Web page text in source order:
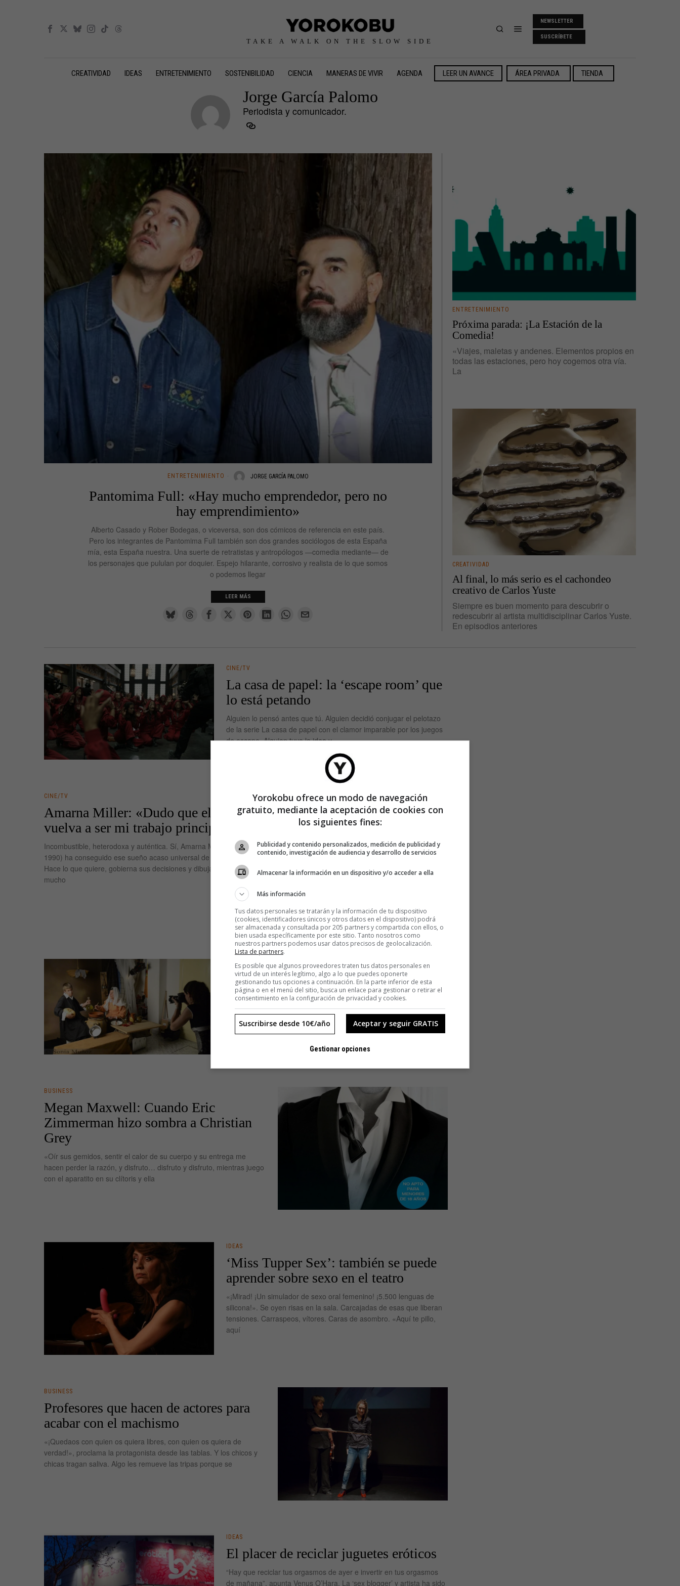
TAKE A WALK ON THE SLOW SIDE
NEWSLETTER
SUSCRÍBETE
CREATIVIDAD IDEAS ENTRETENIMIENTO SOSTENIBILIDAD CIENCIA MANERAS DE VIVIR AGENDA LEER UN AVANCE ÁREA PRIVADA TIENDA
Jorge García Palomo
Periodista y comunicador.
ENTRETENIMIENTO JORGE GARCÍA PALOMO
Pantomima Full: «Hay mucho emprendedor, pero no
hay emprendimiento»
Alberto Casado y Rober Bodegas, o viceversa, son dos cómicos de referencia en este país.
Pero los integrantes de Pantomima Full también son dos grandes sociólogos de esta España
mía, esta España nuestra. Una suerte de retratistas y antropólogos —comedia mediante— de
los personajes que pululan por doquier. Espejo hilarante, corrosivo y realista de lo que somos
o podemos llegar
LEER MÁS
ENTRETENIMIENTO
Próxima parada: ¡La Estación de la
Comedia!
«Viajes, maletas y andenes. Elementos propios en
todas las estaciones, pero hoy cogemos otra vía.
La
CREATIVIDAD
Al final, lo más serio es el cachondeo
creativo de Carlos Yuste
Siempre es buen momento para descubrir o
redescubrir al artista multidisciplinar Carlos Yuste.
En episodios anteriores
CINE/TV
La casa de papel: la ‘escape room’ que
lo está petando
Alguien lo pensó antes que tú. Alguien decidió conjugar el pelotazo
de la serie La casa de papel con el clamor imparable por los juegos
de escape. Alguien tuvo la idea y
CINE/TV
Amarna Miller: «Dudo que el porno
vuelva a ser mi trabajo principal»
Incombustible, heterodoxa y auténtica. Sí, Amarna Miller (Madrid,
1990) ha conseguido ese sueño acaso universal de la libertad plena.
Hace lo que quiere, gobierna sus decisiones y dibuja su rumbo con
mucho
CREATIVIDAD · ENTRETENIMIENTO
Sonia Muñoz, la fotógrafa que pinta
lienzos famosos con su cámara
¿Sabrías imitar una Joven de la perla con el aura mágica que logró
Vermeer? La protagonista de esta historia sí. Cámara en mano. Y
sorprende un resultado tan fiel y magnético. Imagina
BUSINESS
Megan Maxwell: Cuando Eric
Zimmerman hizo sombra a Christian
Grey
«Oír sus gemidos, sentir el calor de su cuerpo y su entrega me
hacen perder la razón, y disfruto… disfruto y disfruto, mientras juego
con el aparatito en su clítoris y ella
IDEAS
‘Miss Tupper Sex’: también se puede
aprender sobre sexo en el teatro
«¡Mirad! ¡Un simulador de sexo oral femenino! ¡5.500 lenguas de
silicona!». Se oyen risas en la sala. Carcajadas de esas que liberan
tensiones. Carraspeos, vítores. Caras de asombro. «Aquí te pillo,
aquí
BUSINESS
Profesores que hacen de actores para
acabar con el machismo
«¡Quedaos con quien os quiera libres, con quien os quiera de
verdad!», proclama la protagonista desde las tablas. Y los chicos y
chicas tragan saliva. Algo les remueve las tripas porque se
IDEAS
El placer de reciclar juguetes eróticos
“Hay que reciclar tus orgasmos de ayer e invertir en tus orgasmos
de mañana”, apunta Venus O’Hara. La ‘sex blogger’ y artista ha sido
Yorokobu ofrece un modo de navegación
gratuito, mediante la aceptación de cookies con
los siguientes fines:
Publicidad y contenido personalizados, medición de publicidad y
contenido, investigación de audiencia y desarrollo de servicios
Almacenar la información en un dispositivo y/o acceder a ella
Más información
Tus datos personales se tratarán y la información de tu dispositivo
(cookies, identificadores únicos y otros datos en el dispositivo) podrá
ser almacenada y consultada por 205 partners y compartida con ellos, o
bien usada específicamente por este sitio. Tanto nosotros como
nuestros partners podemos usar datos precisos de geolocalización.
Lista de partners.
Es posible que algunos proveedores traten tus datos personales en
virtud de un interés legítimo, algo a lo que puedes oponerte
gestionando tus opciones a continuación. En la parte inferior de esta
página o en el menú del sitio, busca un enlace para gestionar o retirar el
consentimiento en la configuración de privacidad y cookies.
Aceptar y seguir GRATIS
Suscribirse desde 10€/año
Gestionar opciones